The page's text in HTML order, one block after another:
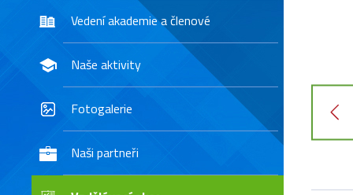
Vedení akademie a členové
Naše aktivity
Fotogalerie
Naši partneři